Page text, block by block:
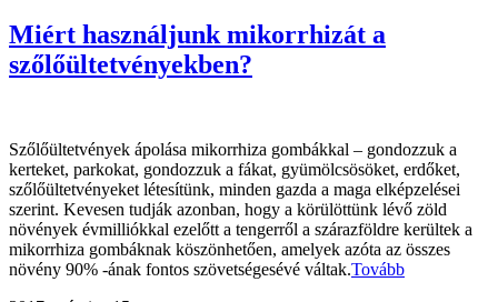
Miért használjunk mikorrhizát a
szőlőültetvényekben?
Szőlőültetvények ápolása mikorrhiza gombákkal – gondozzuk a
kerteket, parkokat, gondozzuk a fákat, gyümölcsösöket, erdőket,
szőlőültetvényeket létesítünk, minden gazda a maga elképzelései
szerint. Kevesen tudják azonban, hogy a körülöttünk lévő zöld
növények évmilliókkal ezelőtt a tengerről a szárazföldre kerültek a
mikorrhiza gombáknak köszönhetően, amelyek azóta az összes
növény 90% -ának fontos szövetségesévé váltak.Tovább